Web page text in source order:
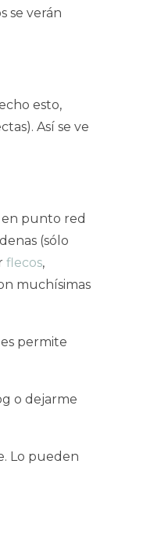
se verán
esto,
Así se ve
en punto red
(sólo
flecos,
muchísimas
permite
o dejarme
Lo pueden